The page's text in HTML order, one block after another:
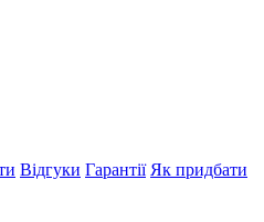
Відгуки Гарантії Як придбати